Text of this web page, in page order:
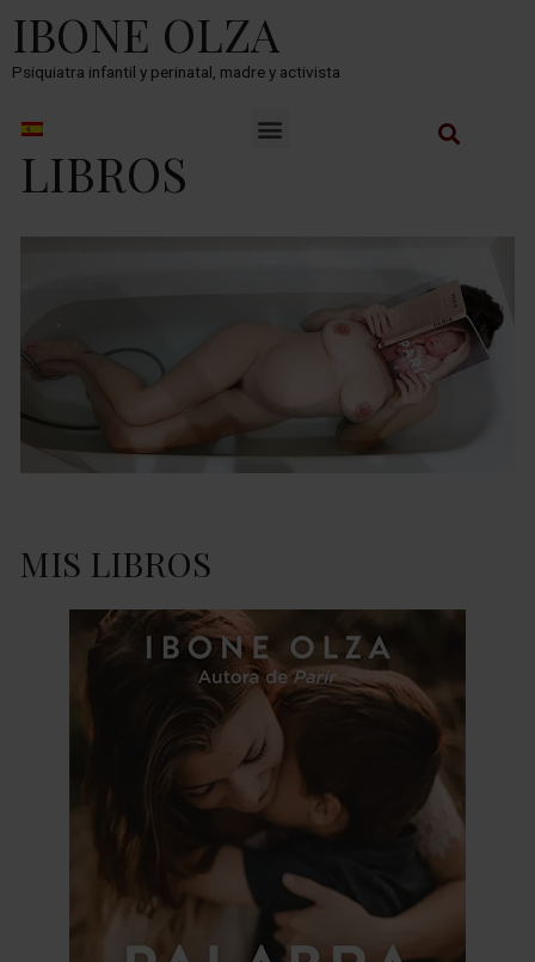
IBONE OLZA
Psiquiatra infantil y perinatal, madre y activista
LIBROS
MIS LIBROS